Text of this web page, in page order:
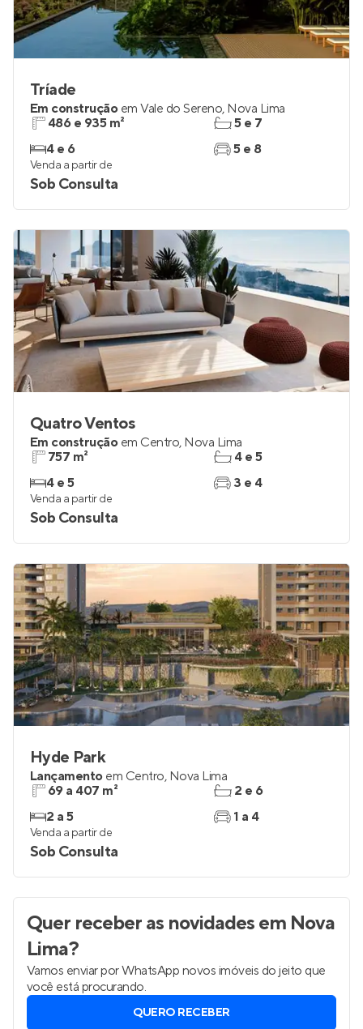
Tríade
Em construção em Vale do Sereno, Nova Lima
486 e 935 m²
4 e 6
5 e 7
5 e 8
Venda a partir de
Sob Consulta
Quatro Ventos
Em construção em Centro, Nova Lima
757 m²
4 e 5
4 e 5
3 e 4
Venda a partir de
Sob Consulta
Hyde Park
Lançamento em Centro, Nova Lima
69 a 407 m²
2 a 5
2 e 6
1 a 4
Venda a partir de
Sob Consulta
Quer receber as novidadesem Nova
Lima?
Vamos enviar por WhatsApp novos imóveis do jeito que
você está procurando.
QUERO RECEBER